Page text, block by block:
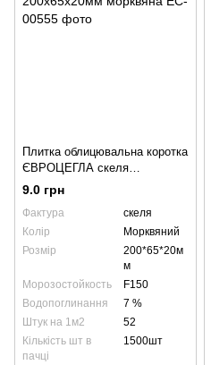
Плитка облицювальна коротка
ЄВРОЦЕГЛА скеля
200х65х20мм морквяна
9.0 грн
Фактура
скеля
Колір
Морквяний
Розмір
200*65*20м
м
Морозостойкость
F150
Водопоглинання
7 %
Штук на 1м2
52
Кількість шт в
пачці
1500шт